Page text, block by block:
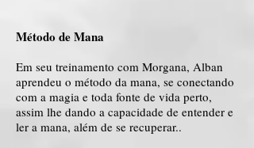
Método de Mana
Em seu treinamento com Morgana, Alban
aprendeu o método da mana, se conectando
com a magia e toda fonte de vida perto,
assim lhe dando a capacidade de entender e
ler a mana, além de se recuperar..